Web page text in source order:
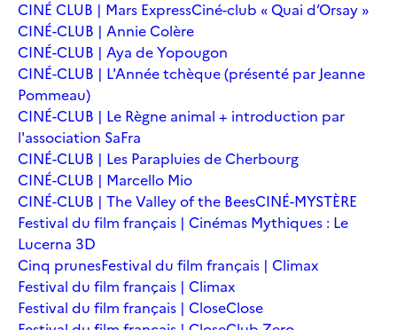
CINÉ CLUB | Mars ExpressCiné-club « Quai d’Orsay »
CINÉ-CLUB | Annie Colère
CINÉ-CLUB | Aya de Yopougon
CINÉ-CLUB | L'Année tchèque (présenté par Jeanne
Pommeau)
CINÉ-CLUB | Le Règne animal + introduction par
l'association SaFra
CINÉ-CLUB | Les Parapluies de Cherbourg
CINÉ-CLUB | Marcello Mio
CINÉ-CLUB | The Valley of the BeesCINÉ-MYSTÈRE
Festival du film français | Cinémas Mythiques : Le
Lucerna 3D
Cinq prunesFestival du film français | Climax
Festival du film français | Climax
Festival du film français | CloseClose